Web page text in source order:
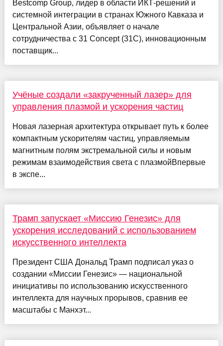
Bestcomp Group, лидер в области ИКТ-решений и
системной интеграции в странах Южного Кавказа и
Центральной Азии, объявляет о начале
сотрудничества с 31 Concept (31C), инновационным
поставщик...
Учёные создали «закрученный лазер» для
управления плазмой и ускорения частиц
Новая лазерная архитектура открывает путь к более
компактным ускорителям частиц, управляемым
магнитным полям экстремальной силы и новым
режимам взаимодействия света с плазмойВпервые
в экспе...
Трамп запускает «Миссию Генезис» для
ускорения исследований с использованием
искусственного интеллекта
Президент США Дональд Трамп подписал указ о
создании «Миссии Генезис» — национальной
инициативы по использованию искусственного
интеллекта для научных прорывов, сравнив ее
масштабы с Манхэт...